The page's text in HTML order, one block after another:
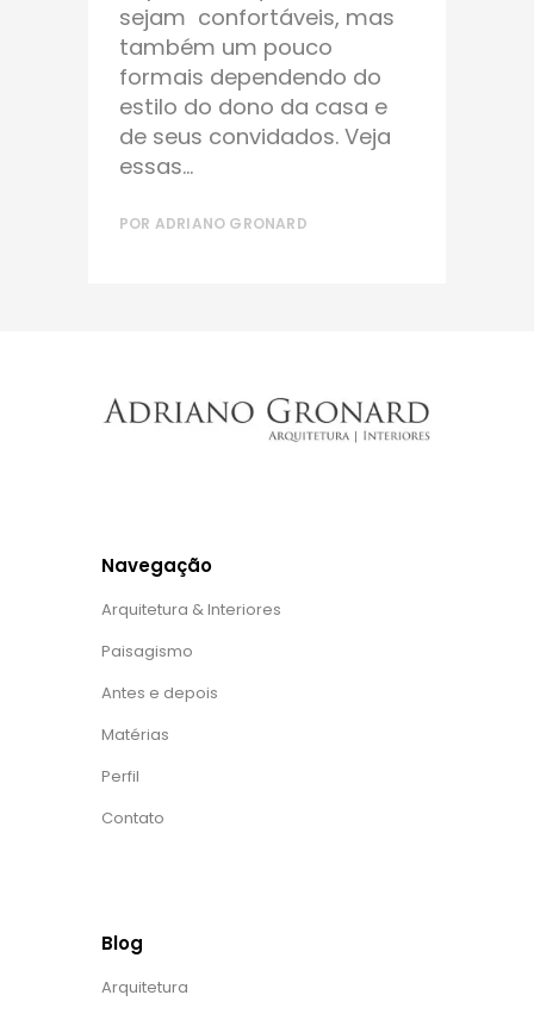
sejam confortáveis, mas
também um pouco
formais dependendo do
estilo do dono da casa e
de seus convidados. Veja
essas...
POR ADRIANO GRONARD
Navegação
Arquitetura & Interiores
Paisagismo
Antes e depois
Matérias
Perfil
Contato
Blog
Arquitetura